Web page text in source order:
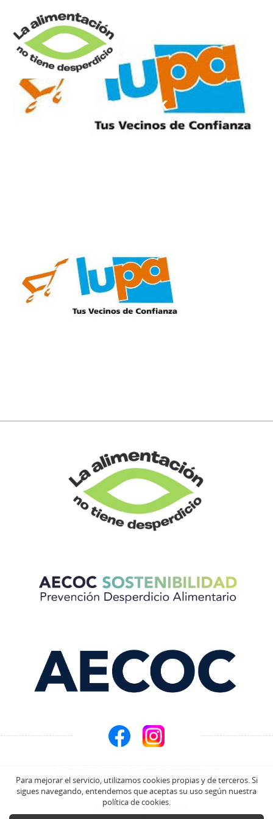
SEMARK
Aviso Legal
Política de Privacidad
Para mejorar el servicio, utilizamos cookies propias y de terceros. Si
sigues navegando, entendemos que aceptas su uso según nuestra
política de cookies.